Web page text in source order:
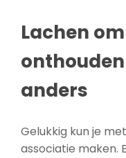
Lachen
anders
Gelukkig kun je
associatie maken.